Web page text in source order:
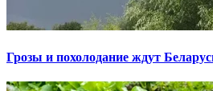
Грозы и похолодание ждут